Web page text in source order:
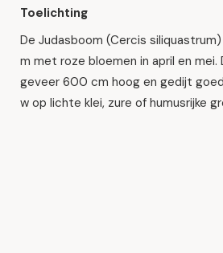
Toelichting
De Judasboom (Cercis
m met roze bloemen in april en
geveer 600 cm hoog en gedijt
w op lichte klei, zure of humusrijke